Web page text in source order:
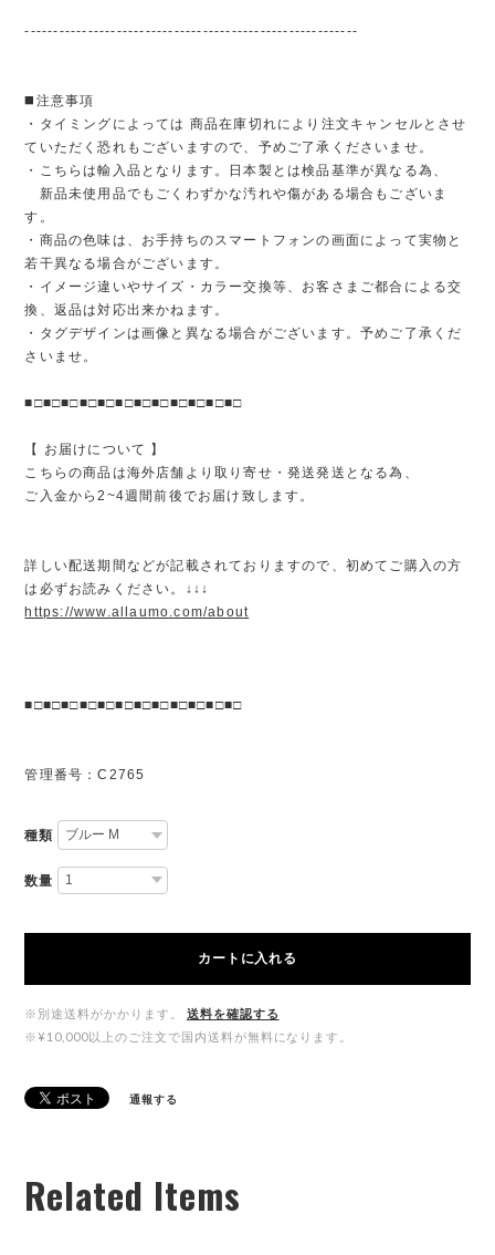
----------------------------------------------------------
◼️注意事項
・タイミングによっては 商品在庫切れにより注文キャンセルとさせ
ていただく恐れもございますので、予めご了承くださいませ。
・こちらは輸入品となります。日本製とは検品基準が異なる為、
新品未使用品でもごくわずかな汚れや傷がある場合もございま
す。
・商品の色味は、お手持ちのスマートフォンの画面によって実物と
若干異なる場合がございます。
・イメージ違いやサイズ・カラー交換等、お客さまご都合による交
換、返品は対応出来かねます。
・タグデザインは画像と異なる場合がございます。予めご了承くだ
さいませ。
■□■□■□■□■□■□■□■□■□■□■□■□
【 お届けについて 】
こちらの商品は海外店舗より取り寄せ・発送発送となる為、
ご入金から2~4週間前後でお届け致します。
詳しい配送期間などが記載されておりますので、初めてご購入の方
は必ずお読みください。↓↓↓
https://www.allaumo.com/about
■□■□■□■□■□■□■□■□■□■□■□■□
管理番号：C2765
種類
数量
カートに入れる
※別途送料がかかります。
送料を確認する
※¥10,000以上のご注文で国内送料が無料になります。
通報する
Related Items